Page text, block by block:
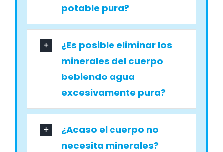
potable pura?
¿Es posible eliminar los
minerales del cuerpo
bebiendo agua
excesivamente pura?
¿Acaso el cuerpo no
necesita minerales?